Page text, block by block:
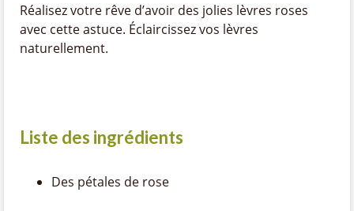
Réalisez votre rêve d’avoir des jolies lèvres roses
avec cette astuce. Éclaircissez vos lèvres
naturellement.
Liste des ingrédients
Des pétales de rose